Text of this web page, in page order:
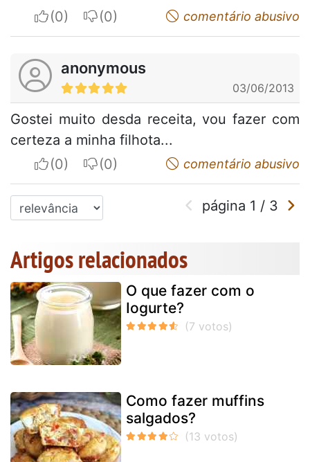
I apreciateI do not appreciatecomentário abusivo
anonymous
03/06/2013
Gostei muito desda receita, vou fazer com
certeza a minha filhota...
I apreciateI do not appreciatecomentário abusivo
página 1 / 3
Artigos relacionados
O que fazer com o
Iogurte?
Como fazer muffins
salgados?